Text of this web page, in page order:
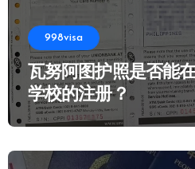
998visa
瓦努阿图护照是否能
学校的注册？